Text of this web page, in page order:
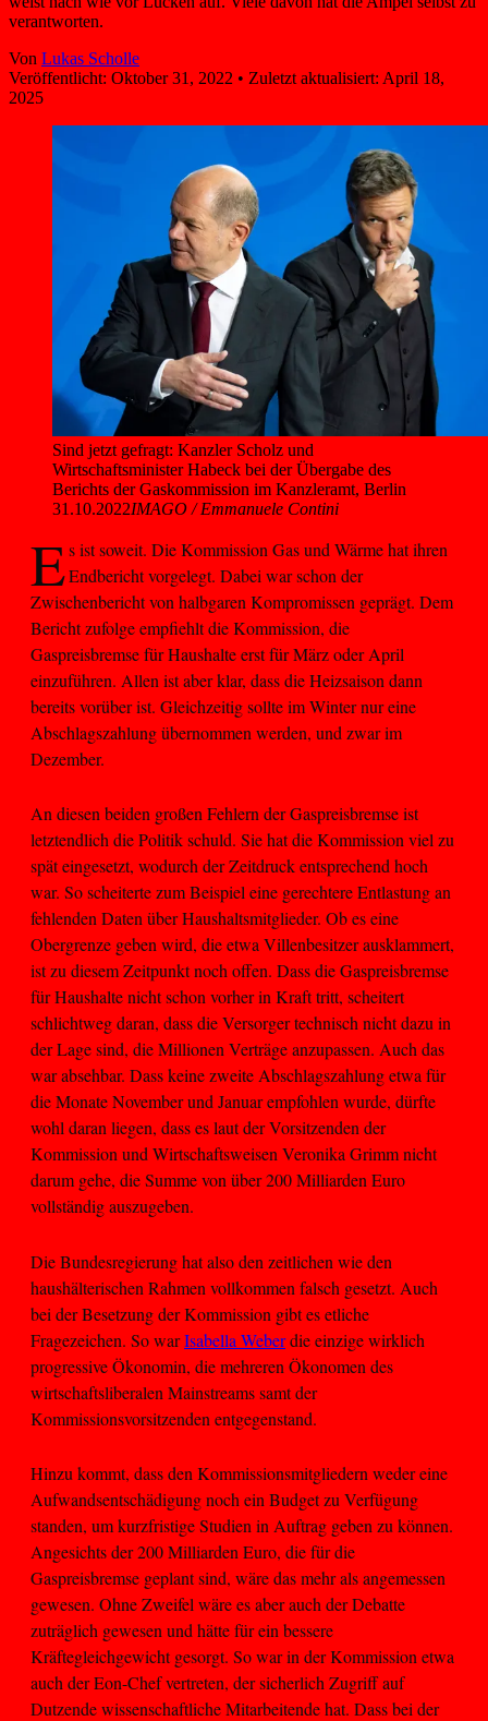
verantworten.
Von Lukas Scholle
Veröffentlicht: Oktober 31, 2022 • Zuletzt aktualisiert: April 18,
2025
Sind jetzt gefragt: Kanzler Scholz und
Wirtschaftsminister Habeck bei der Übergabe des
Berichts der Gaskommission im Kanzleramt, Berlin
31.10.2022IMAGO / Emmanuele Contini
Es ist soweit. Die Kommission Gas und Wärme hat ihren
Endbericht vorgelegt. Dabei war schon der
Zwischenbericht von halbgaren Kompromissen geprägt. Dem
Bericht zufolge empfiehlt die Kommission, die
Gaspreisbremse für Haushalte erst für März oder April
einzuführen. Allen ist aber klar, dass die Heizsaison dann
bereits vorüber ist. Gleichzeitig sollte im Winter nur eine
Abschlagszahlung übernommen werden, und zwar im
Dezember.
An diesen beiden großen Fehlern der Gaspreisbremse ist
letztendlich die Politik schuld. Sie hat die Kommission viel zu
spät eingesetzt, wodurch der Zeitdruck entsprechend hoch
war. So scheiterte zum Beispiel eine gerechtere Entlastung an
fehlenden Daten über Haushaltsmitglieder. Ob es eine
Obergrenze geben wird, die etwa Villenbesitzer ausklammert,
ist zu diesem Zeitpunkt noch offen. Dass die Gaspreisbremse
für Haushalte nicht schon vorher in Kraft tritt, scheitert
schlichtweg daran, dass die Versorger technisch nicht dazu in
der Lage sind, die Millionen Verträge anzupassen. Auch das
war absehbar. Dass keine zweite Abschlagszahlung etwa für
die Monate November und Januar empfohlen wurde, dürfte
wohl daran liegen, dass es laut der Vorsitzenden der
Kommission und Wirtschaftsweisen Veronika Grimm nicht
darum gehe, die Summe von über 200 Milliarden Euro
vollständig auszugeben.
Die Bundesregierung hat also den zeitlichen wie den
haushälterischen Rahmen vollkommen falsch gesetzt. Auch
bei der Besetzung der Kommission gibt es etliche
Fragezeichen. So warIsabella Weberdie einzige wirklich
progressive Ökonomin, die mehreren Ökonomen des
wirtschaftsliberalen Mainstreams samt der
Kommissionsvorsitzenden entgegenstand.
Hinzu kommt, dass den Kommissionsmitgliedern weder eine
Aufwandsentschädigung noch ein Budget zu Verfügung
standen, um kurzfristige Studien in Auftrag geben zu können.
Angesichts der 200 Milliarden Euro, die für die
Gaspreisbremse geplant sind, wäre das mehr als angemessen
gewesen. Ohne Zweifel wäre es aber auch der Debatte
zuträglich gewesen und hätte für ein bessere
Kräftegleichgewicht gesorgt. So war in der Kommission etwa
auch der Eon-Chef vertreten, der sicherlich Zugriff auf
Dutzende wissenschaftliche Mitarbeitende hat. Dass bei der